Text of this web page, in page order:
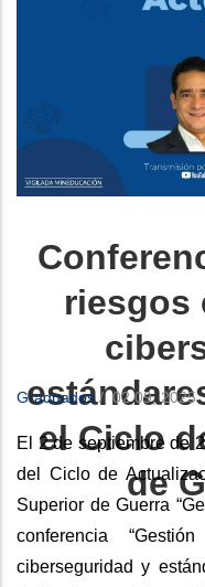
riesgos
el Ciclo
de
Graduados / 02 09, 2025
El 2 de septiembre de
del Ciclo de
Superior de Guerra
conferencia
ciberseguridad y